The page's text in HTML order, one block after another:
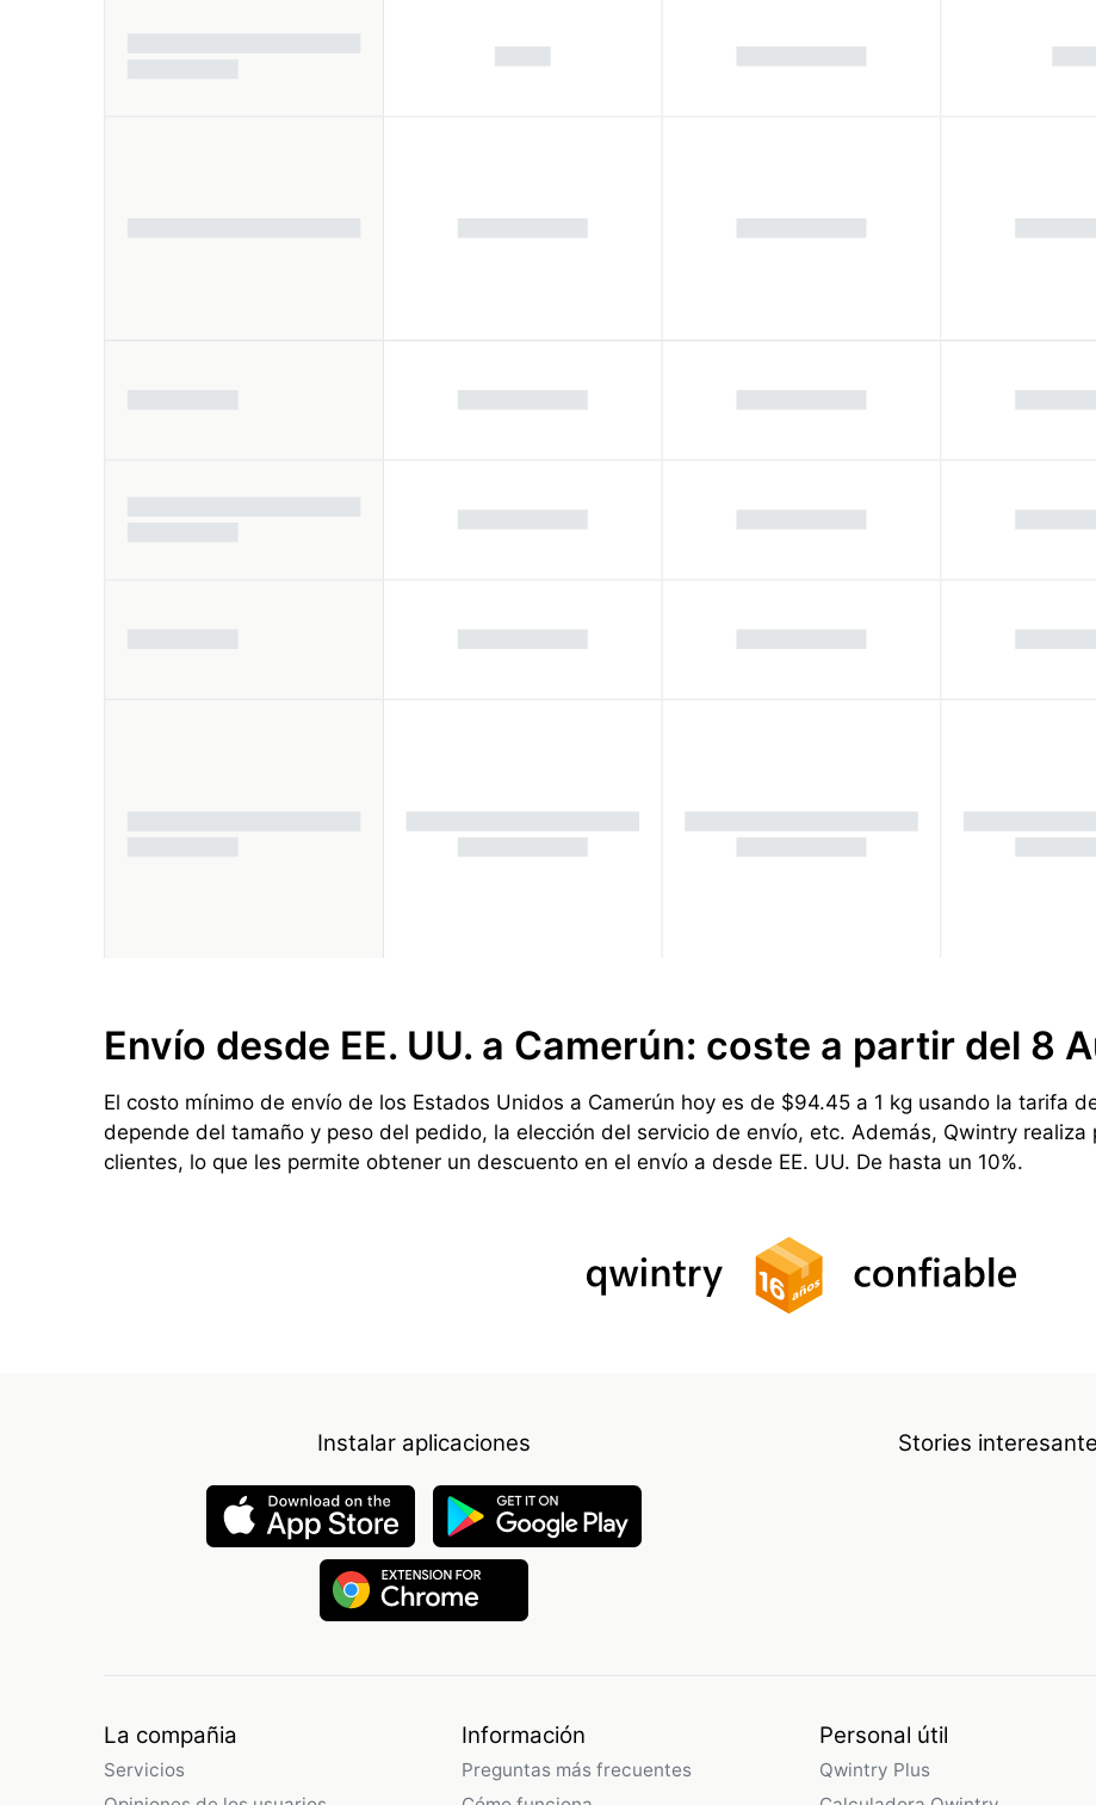
Envío desde EE. UU. a Camerún: coste a partir del 8
El costo mínimo de envío de los Estados Unidos a Camerún hoy es de $94.45 a 1 kg usando la tarifa
depende del tamaño y peso del pedido, la elección del servicio de envío, etc. Además, Qwintry
clientes, lo que les permite obtener un descuento en el envío a desde EE. UU. De hasta un 10%.
Instalar aplicaciones Stories
La compañia
Servicios
Información
Preguntas más frecuentes
Personal útil
Qwintry Plus